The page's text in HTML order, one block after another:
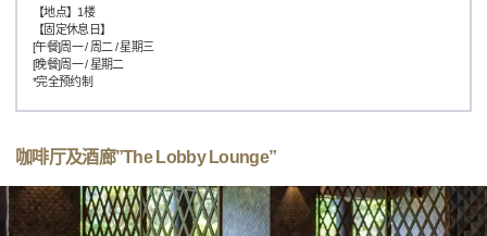
【地点】1楼
【固定休息日】
[午餐]周一 / 周二 / 星期三
[晚餐]周一 / 星期二
*完全预约制
咖啡厅及酒廊”The Lobby Lounge”